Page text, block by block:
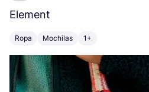
Element
Ropa Mochilas 1+